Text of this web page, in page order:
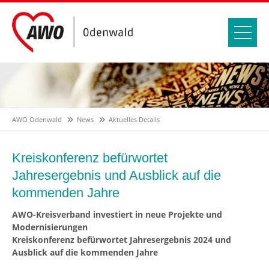
AWO Odenwald News Aktuelles Details
Kreiskonferenz befürwortet
Jahresergebnis und Ausblick auf die
kommenden Jahre
AWO-Kreisverband investiert in neue Projekte und
Modernisierungen
Kreiskonferenz befürwortet Jahresergebnis 2024 und
Ausblick auf die kommenden Jahre